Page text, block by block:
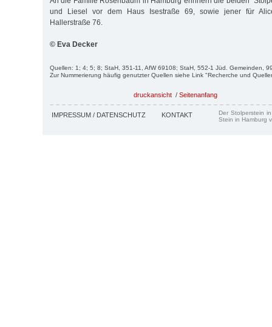
und Liesel vor dem Haus Isestraße 69, sowie jener für
Hallerstraße 76.
© Eva Decker
Quellen: 1; 4; 5; 8; StaH, 351-11, AfW 69108; StaH, 552-1 Jüd. Gemeinden,
Zur Nummerierung häufig genutzter Quellen siehe Link "Recherche und
druckansicht / Seitenanfang
IMPRESSUM / DATENSCHUTZ KONTAKT
Der Stolperstein
Stein in Hamburg